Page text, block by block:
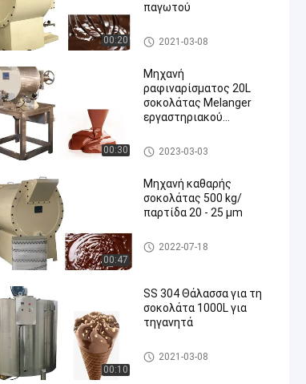
00:20
παγωτού
Conche σοκολάτας μηχανή
2021-03-08
00:30
Μηχανή
ραφιναρίσματος 20L
σοκολάτας Melanger
εργαστηριακού
Conche σοκολάτας μηχανή
2023-03-03
00:47
Μηχανή καθαρής
σοκολάτας 500 kg/
παρτίδα 20 - 25 μm
Conche σοκολάτας μηχανή
2022-07-18
00:10
SS 304 Θάλασσα για τη
σοκολάτα 1000L για
τηγανητά
δεξαμενή εκμετάλλευσης σ
οκολάτας
2021-03-08